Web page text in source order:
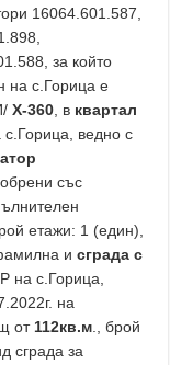
16064.601.587,
за който
на с.Горица е
X-360 , в квартал
ведно с
със
етажи: 1 (един),
исграда с
на с.Горица,
на
от 112кв.м ., брой
сграда за